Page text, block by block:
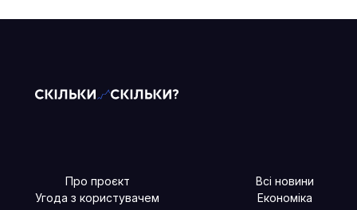
Про проєкт
Угода з користувачем
Всі новини
Економіка